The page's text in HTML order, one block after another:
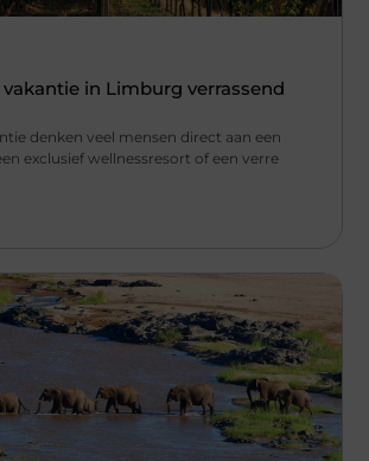
in Limburg verrassend
denken veel mensen direct aan een
exclusief wellnessresort of een verre